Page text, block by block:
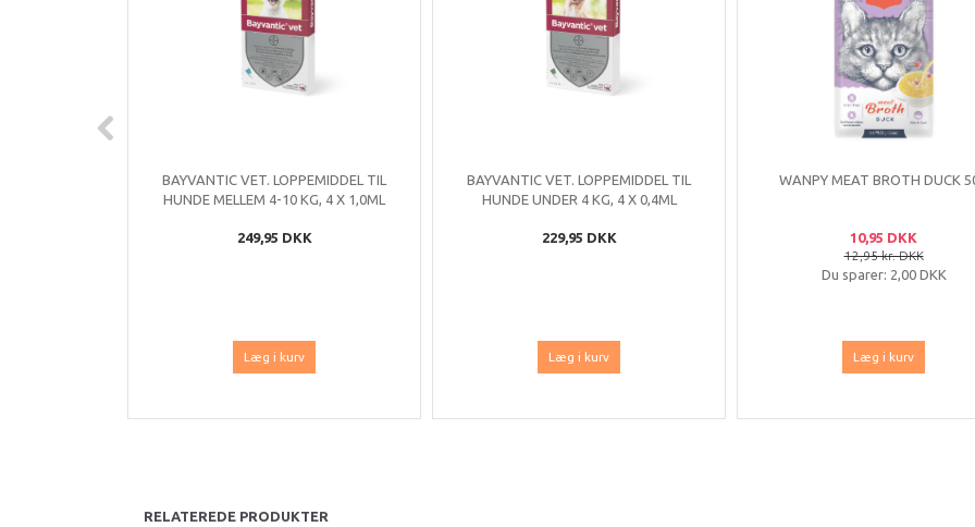
BAYVANTIC VET. LOPPEMIDDEL TIL
HUNDE MELLEM 4-10 KG, 4 X 1,0ML
249,95 DKK
Læg i kurv
BAYVANTIC VET. LOPPEMIDDEL TIL
HUNDE UNDER 4 KG, 4 X 0,4ML
229,95 DKK
Læg i kurv
WANPY MEAT BROTH DUCK
10,95 DKK
12,95 kr. DKK
Du sparer: 2,00 DKK
Læg i kurv
RELATEREDE PRODUKTER